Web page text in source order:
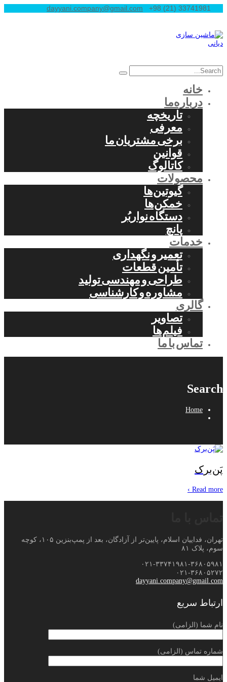
dayyani.company@gmail.com +98 (21) 33741981
خانه
درباره‌ما
تاریخچه
معرفی
برخی مشتریان ما
قوانین
کاتالوگ
محصولات
گیوتین‌ها
خمکن‌ها
دستگاه نواربُر
پانچ
خدمات
تعمیر و نگهداری
تأمین قطعات
طراحی و مهندسی تولید
مشاوره و کارشناسی
گالری
تصاویر
فیلم‌ها
تماس با ما
Search
Home
پَن‌برک
Read more ›
تهران، فداییان اسلام، پایین‌تر از آزادگان، بعد از پمپ‌بنزین ۱۰۵، کوچه
سوم، پلاک ۸۱
۰۲۱-۳۳۷۴۱۹۸۱-۳۶۸۰۵۹۸۱
۰۲۱-۳۶۸۰۵۲۷۲
dayyani.company@gmail.com
ارتباط سریع
نام شما (الزامی)
شماره تماس (الزامی)
ایمیل شما